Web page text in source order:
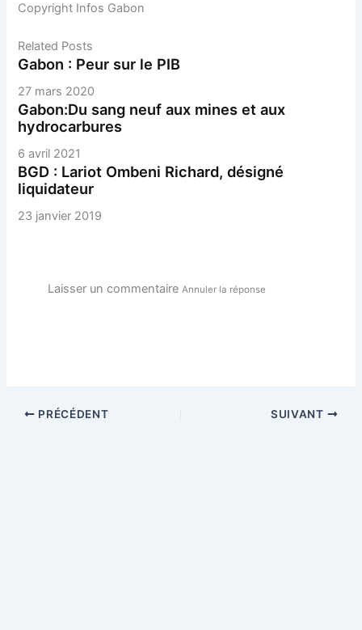
Copyright Infos Gabon
Related Posts
Gabon : Peur sur le PIB
27 mars 2020
Gabon:Du sang neuf aux mines et aux
hydrocarbures
6 avril 2021
BGD : Lariot Ombeni Richard, désigné
liquidateur
23 janvier 2019
Laisser un commentaire Annuler la réponse
PRÉCÉDENT SUIVANT